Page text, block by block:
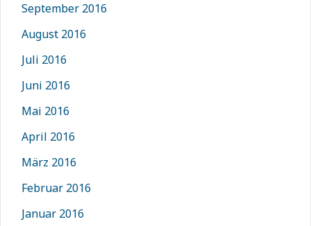
September 2016
August 2016
Juli 2016
Juni 2016
Mai 2016
April 2016
März 2016
Februar 2016
Januar 2016